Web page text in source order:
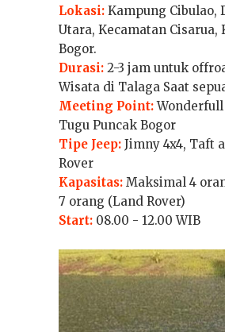
Lokasi: Kampung Cibulao,
Utara, Kecamatan Cisarua,
Bogor.
Durasi: 2-3 jam untuk
Wisata di Talaga Saat
Meeting Point:
Tugu Puncak Bogor
Tipe Jeep: Jimny 4x4, Taft
Rover
Kapasitas: Maksimal 4
7 orang (Land Rover)
Start: 08.00 - 12.00 WIB